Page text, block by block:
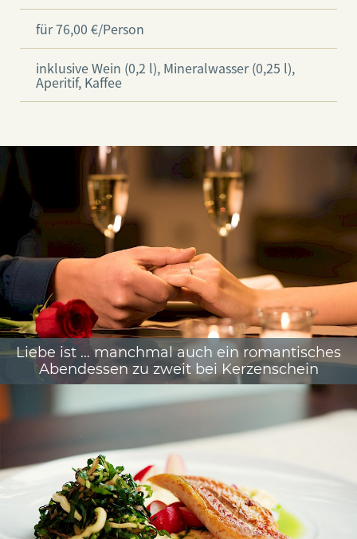
für 76,00 €/Person
inklusive Wein (0,2 l), Mineralwasser (0,25 l),
Aperitif, Kaffee
Liebe ist … manchmal auch ein romantisches
Abendessen zu zweit bei Kerzenschein